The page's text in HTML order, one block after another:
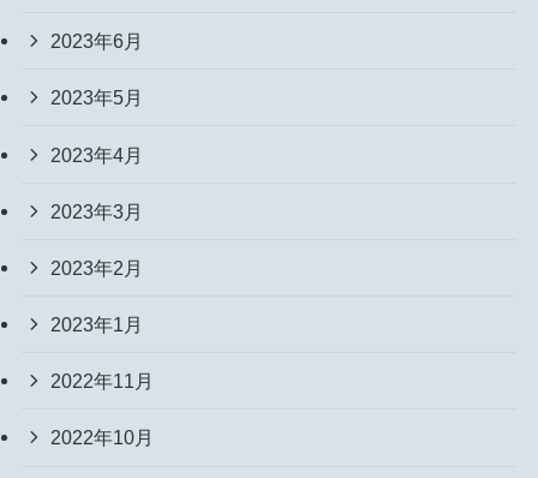
2023年6月
2023年5月
2023年4月
2023年3月
2023年2月
2023年1月
2022年11月
2022年10月